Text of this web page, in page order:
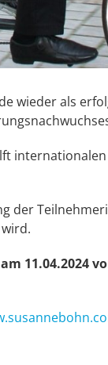
wieder als
der
am 11.04.2024